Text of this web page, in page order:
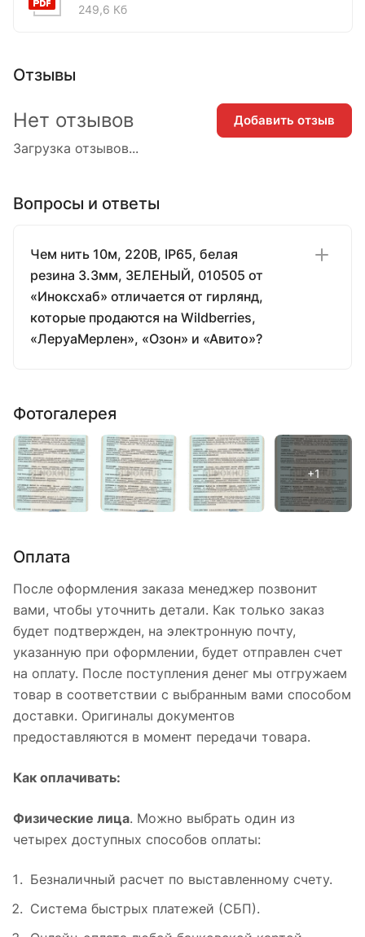
249,6 Кб
Отзывы
Загрузка отзывов...
Нет отзывов Добавить отзыв
Вопросы и ответы
Чем нить 10м, 220В, IP65, белая
резина 3.3мм, ЗЕЛЕНЫЙ, 010505 от
«Иноксхаб» отличается от гирлянд,
которые продаются на Wildberries,
«ЛеруаМерлен», «Озон» и «Авито»?
Фотогалерея
Оплата
После оформления заказа менеджер позвонит
вами, чтобы уточнить детали. Как только заказ
будет подтвержден, на электронную почту,
указанную при оформлении, будет отправлен счет
на оплату. После поступления денег мы отгружаем
товар в соответствии с выбранным вами способом
доставки. Оригиналы документов
предоставляются в момент передачи товара.
Как оплачивать:
Физические лица. Можно выбрать один из
четырех доступных способов оплаты:
Безналичный расчет по выставленному счету.
Система быстрых платежей (СБП).